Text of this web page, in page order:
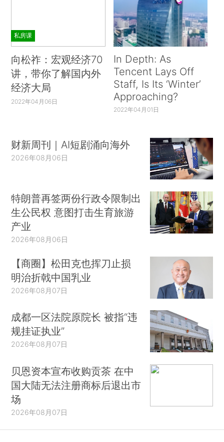
私房课
向松祚：宏观经济70
讲，带你了解国内外
经济大局
2022年04月06日
In Depth: As
Tencent Lays Off
Staff, Is Its ‘Winter’
Approaching?
2022年04月01日
财新周刊｜AI短剧涌向海外
2026年08月06日
特朗普再签两份行政令限制出
生公民权 意图打击生育旅游
产业
2026年08月06日
【商圈】松田克也挥刀止损
明治折戟中国乳业
2026年08月07日
成都一区法院原院长 被指“违
规挂证执业”
2026年08月07日
贝恩资本宣布收购贡茶 在中
国大陆无法注册商标后退出市
场
2026年08月07日